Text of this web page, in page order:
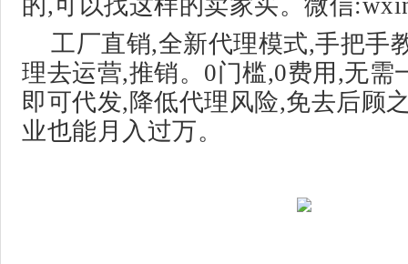
的,可以找这样的卖家买。微信
工厂直销,全新代理模式,手把手
理去运营,推销。0门槛,0费用,无需
即可代发,降低代理风险,免去后顾
业也能月入过万。